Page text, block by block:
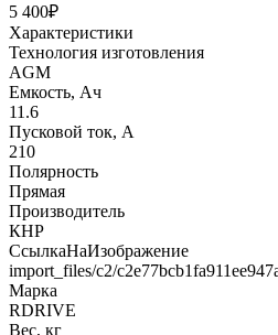
5 400₽
Характеристики
Технология изготовления
AGM
Емкость, Ач
11.6
Пусковой ток, А
210
Полярность
Прямая
Производитель
КНР
СсылкаНаИзображение
import_files/c2/
Марка
RDRIVE
Вес, кг